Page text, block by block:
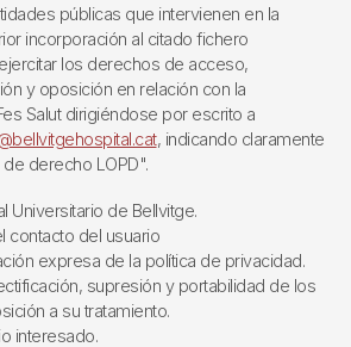
públicas que intervienen en la
incorporación al citado fichero
los derechos de acceso,
y oposición en relación con la
Salut dirigiéndose por escrito a
, indicando claramente
derecho LOPD".
Universitario de Bellvitge.
contacto del usuario
expresa de la política de privacidad.
supresión y portabilidad de los
a su tratamiento.
interesado.